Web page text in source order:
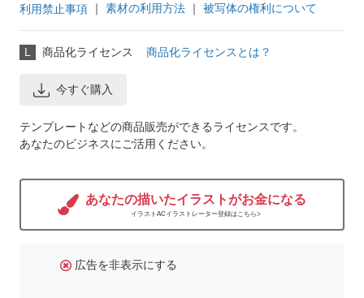
利用禁止事項 ｜ 素材の利用方法 ｜ 被写体の権利について
L 商品化ライセンス 商品化ライセンスとは？
今すぐ購入
テンプレートなどの商品販売ができるライセンスです。
あなたのビジネスにご活用ください。
あなたの描いたイラストがお金になる
イラストACイラストレーター登録はこちら>
広告を非表示にする